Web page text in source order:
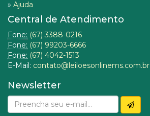
» Ajuda
Central de Atendimento
Fone: (67) 3388-0216
Fone: (67) 99203-6666
Fone: (67) 4042-1513
E-Mail: contato@leiloesonlinems.com.br
Newsletter